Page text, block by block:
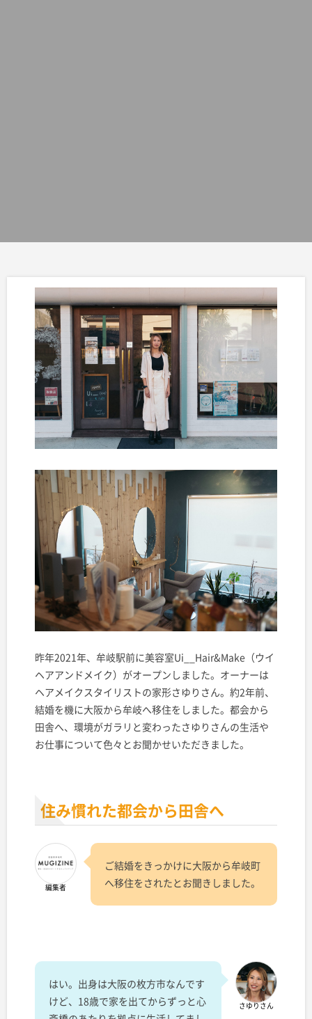
昨年2021年、牟岐駅前に美容室Ui__Hair&Make（ウイ
ヘアアンドメイク）がオープンしました。オーナーは
ヘアメイクスタイリストの家形さゆりさん。約2年前、
結婚を機に大阪から牟岐へ移住をしました。都会から
田舎へ、環境がガラリと変わったさゆりさんの生活や
お仕事について色々とお聞かせいただきました。
住み慣れた都会から田舎へ
編集者
ご結婚をきっかけに大阪から牟岐町
へ移住をされたとお聞きしました。
さゆりさん
はい。出身は大阪の枚方市なんです
けど、18歳で家を出てからずっと心